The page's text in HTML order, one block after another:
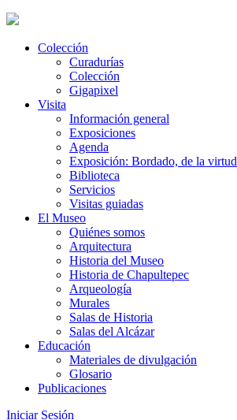
Colección
Curadurías
Colección
Gigapixel
Visita
Información general
Exposiciones
Agenda
Exposición: Bordado, de la virtud
Biblioteca
Servicios
Visitas guiadas
El Museo
Quiénes somos
Arquitectura
Historia del Museo
Historia de Chapultepec
Arqueología
Murales
Salas de Historia
Salas del Alcázar
Educación
Materiales de divulgación
Glosario
Publicaciones
Iniciar Sesión